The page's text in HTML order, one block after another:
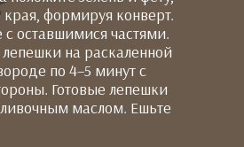
края, формируя конверт.
с оставшимися частями.
на раскаленной
по 4–5 минут с
Готовые лепешки
маслом. Ешьте